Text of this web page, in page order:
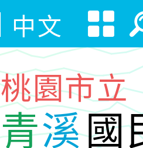
中文
桃園市立
青溪國